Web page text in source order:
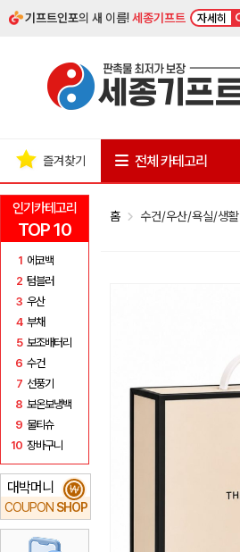
기프트인포의 새 이름!세종기프트 자세히
인기카테고리
TOP 10
1 에코백
2 텀블러
3 우산
4 부채
5 보조배터리
6 수건
7 선풍기
8 보온보냉백
9 물티슈
10 장바구니
대박머니
COUPON SHOP
₩
즐겨찾기 전체 카테고리
홈 수건/우산/욕실/생활